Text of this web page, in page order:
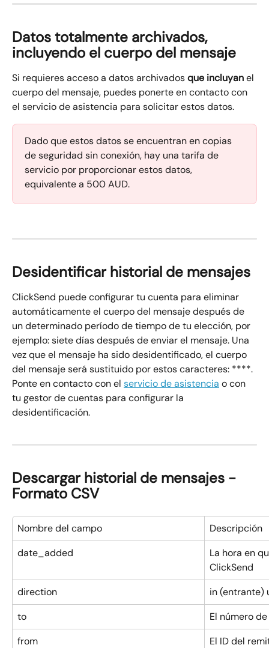
Datos totalmente archivados,
incluyendo el cuerpo del mensaje
Si requieres acceso a datos archivados que incluyan el
cuerpo del mensaje, puedes ponerte en contacto con
el servicio de asistencia para solicitar estos datos.
Dado que estos datos se encuentran en copias
de seguridad sin conexión, hay una tarifa de
servicio por proporcionar estos datos,
equivalente a 500 AUD.
Desidentificar historial de mensajes
ClickSend puede configurar tu cuenta para eliminar
automáticamente el cuerpo del mensaje después de
un determinado período de tiempo de tu elección, por
ejemplo: siete días después de enviar el mensaje. Una
vez que el mensaje ha sido desidentificado, el cuerpo
del mensaje será sustituido por estos caracteres: ****.
Ponte en contacto con el servicio de asistencia o con
tu gestor de cuentas para configurar la
desidentificación.
Descargar historial de mensajes -
Formato CSV
Nombre del campo
Descripción
date_added
La hora en
ClickSend
direction
in (entrante)
to
El número
from
El ID del